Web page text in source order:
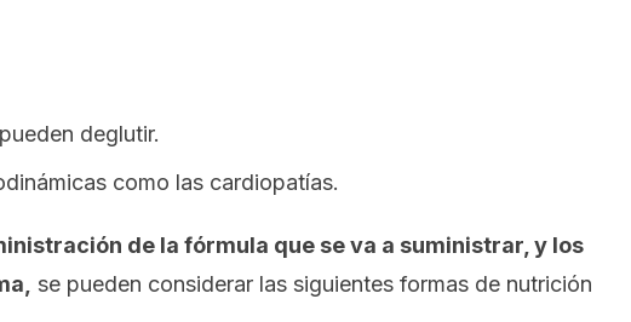
deglutir.
como las cardiopatías.
de la fórmula que se va a suministrar, y los
se pueden considerar las siguientes formas de nutrición